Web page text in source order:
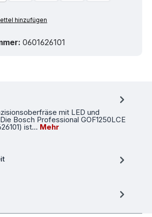
hinzufügen
0601626101
mit LED und
Bosch Professional GOF1250LCE
ist… Mehr